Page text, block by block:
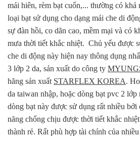
mái hiên, rèm bạt cuốn,... thường có khả
loại bạt sử dụng cho dạng mái che di
sự đàn hồi, co dãn cao, mềm mại và có
mưa thời tiết khắc nhiệt. Chủ yếu được
che di động này hiện nay thông dụng
3 lớp 2 da, sản xuất do công ty
hãng sản xuất STARFLEX KOREA.
da taiwan nhập, hoặc dòng bạt pvc 2
dòng bạt này được sử dụng rất nhiều bởi
năng chống chịu được thời tiết khắc
thành rẻ. Rất phù hợp tài chính của